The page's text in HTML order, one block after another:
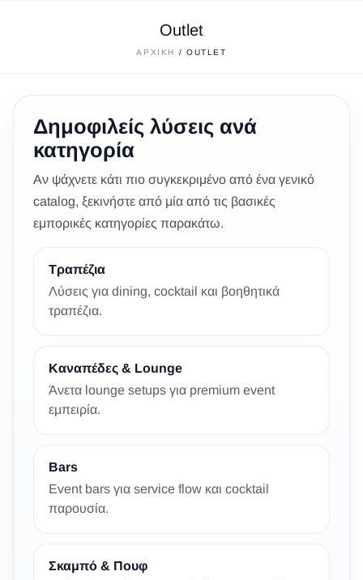
Outlet
ΑΡΧΙΚΉ / OUTLET
Δημοφιλείς λύσεις ανά
κατηγορία
Αν ψάχνετε κάτι πιο συγκεκριμένο από ένα γενικό
catalog, ξεκινήστε από μία από τις βασικές
εμπορικές κατηγορίες παρακάτω.
Τραπέζια
Λύσεις για dining, cocktail και βοηθητικά
τραπέζια.
Καναπέδες & Lounge
Άνετα lounge setups για premium event
εμπειρία.
Bars
Event bars για service flow και cocktail
παρουσία.
Σκαμπό & Πουφ